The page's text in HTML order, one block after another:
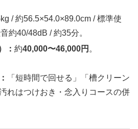
/ 約56.5×54.0×89.0cm / 標準使
約40/48dB / 約35分。
：約40,000〜46,000円 。
「短時間で回せる」「槽クリーン
れはつけおき・念入りコースの併